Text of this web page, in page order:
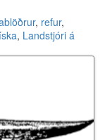
, refur,
, Landstjóri á